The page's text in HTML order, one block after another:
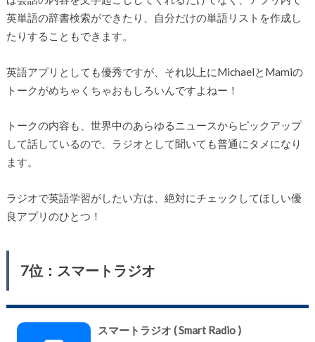
英単語の辞書検索ができたり、自分だけの単語リストを作成し
たりすることもできます。
英語アプリとしても優秀ですが、それ以上にMichaelとMamiの
トークがめちゃくちゃおもしろいんですよねー！
トークの内容も、世界中のあらゆるニュースからピックアップ
して話しているので、ラジオとして聞いても普通にタメになり
ます。
ラジオで英語学習がしたい方は、絶対にチェックしてほしい優
良アプリのひとつ！
7位：スマートラジオ
スマートラジオ ( Smart Radio )